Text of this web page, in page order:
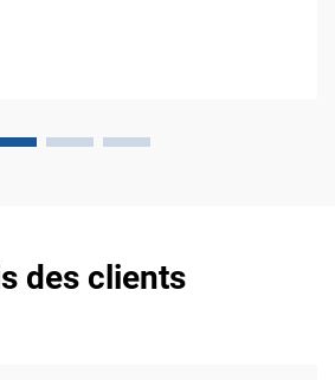
des clients